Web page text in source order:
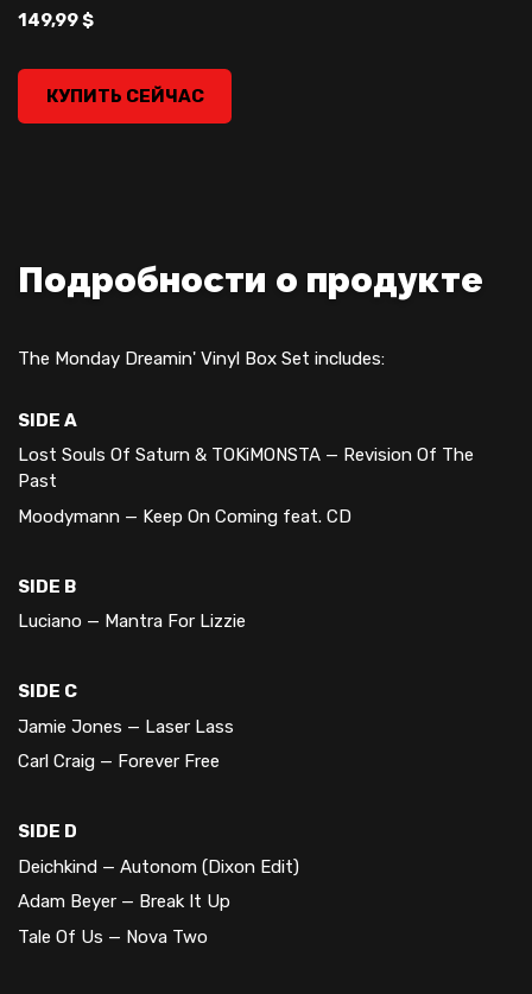
149,99 $
КУПИТЬ СЕЙЧАС
MONDAY DREAMIN', , 149,99 $
Подробности о продукте
The Monday Dreamin' Vinyl Box Set includes:
SIDE A
Lost Souls Of Saturn & TOKiMONSTA — Revision Of The
Past
Moodymann — Keep On Coming feat. CD
SIDE B
Luciano — Mantra For Lizzie
SIDE C
Jamie Jones — Laser Lass
Carl Craig — Forever Free
SIDE D
Deichkind — Autonom (Dixon Edit)
Adam Beyer — Break It Up
Tale Of Us — Nova Two